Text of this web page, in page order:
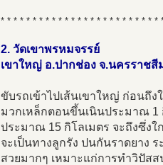
* * * * * * * * * * * * * * * * * * * * * * * * *
2. วัดเขาพรหมจรรย์
เขาใหญ่ อ.ปากช่อง จ.นครราชสี
ขับรถเข้าไปเส้นเขาใหญ่ ก่อนถึง
มวกเหล็กตอนขึ้นเนินประมาณ 1
ประมาณ 15 กิโลเมตร จะถึงซึ่งใ
จะเป็นทางลูกรัง ปนกันราดยาง
สวยมากๆ เหมาะแก่การทำวิปัส